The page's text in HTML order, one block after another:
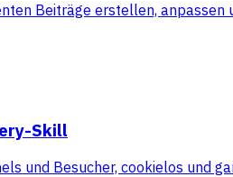
Beiträge erstellen, anpassen
Skill
und Besucher, cookielos und